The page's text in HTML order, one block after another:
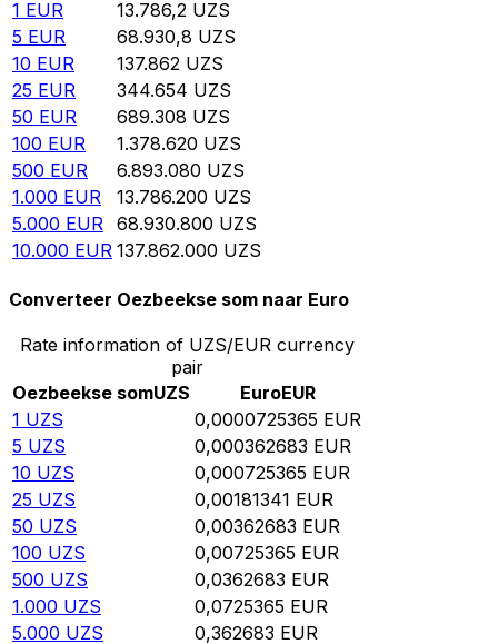
1 EUR 13.786,2 UZS
5 EUR 68.930,8 UZS
10 EUR 137.862 UZS
25 EUR 344.654 UZS
50 EUR 689.308 UZS
100 EUR 1.378.620 UZS
500 EUR 6.893.080 UZS
1.000 EUR 13.786.200 UZS
5.000 EUR 68.930.800 UZS
10.000 EUR 137.862.000 UZS
Converteer Oezbeekse som naar Euro
Rate information of UZS/EUR currency
pair
Oezbeekse somUZS EuroEUR
1 UZS 0,0000725365 EUR
5 UZS 0,000362683 EUR
10 UZS 0,000725365 EUR
25 UZS 0,00181341 EUR
50 UZS 0,00362683 EUR
100 UZS 0,00725365 EUR
500 UZS 0,0362683 EUR
1.000 UZS 0,0725365 EUR
5.000 UZS 0,362683 EUR